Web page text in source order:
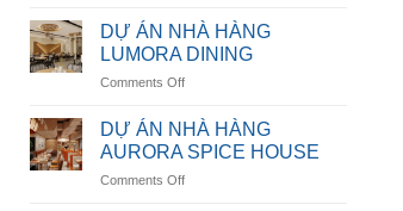
HIGHLANDS
RESTAURANT
DỰ ÁN NHÀ HÀNG
LUMORA DINING
Comments Offon
ÁN
NHÀ
HÀNG
LUMORA
DỰ ÁN NHÀ HÀNG
AURORA SPICE HOUSE
Comments Offon